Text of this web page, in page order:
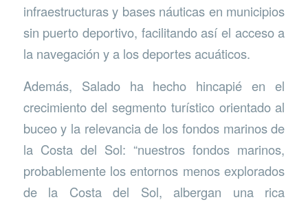
infraestructuras y bases náuticas en municipios
sin puerto deportivo, facilitando así el acceso a
la navegación y a los deportes acuáticos.
Además, Salado ha hecho hincapié en el
crecimiento del segmento turístico orientado al
buceo y la relevancia de los fondos marinos de
la Costa del Sol: “nuestros fondos marinos,
probablemente los entornos menos explorados
de la Costa del Sol, albergan una rica